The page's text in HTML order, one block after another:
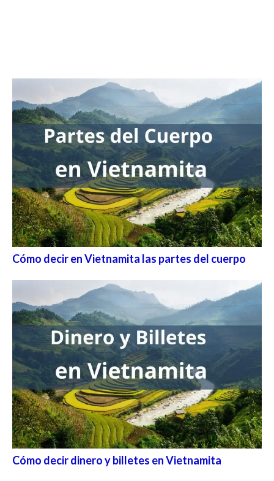
Cómo decir en Vietnamita las partes del cuerpo
Cómo decir dinero y billetes en Vietnamita